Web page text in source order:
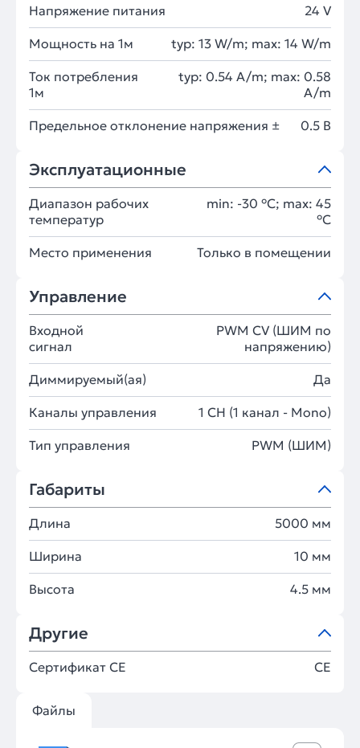
Напряжение питания 24 V
Мощность на 1м typ: 13 W/m; max: 14 W/m
Ток потребления
1м
typ: 0.54 A/m; max: 0.58
A/m
Предельное отклонение напряжения ± 0.5 В
Эксплуатационные
Диапазон рабочих
температур
min: -30 °C; max: 45
°C
Место применения Только в помещении
Управление
Входной
сигнал
PWM СV (ШИМ по
напряжению)
Диммируемый(ая) Да
Каналы управления 1 CH (1 канал - Mono)
Тип управления PWM (ШИМ)
Габариты
Длина 5000 мм
Ширина 10 мм
Высота 4.5 мм
Другие
Сертификат CE CE
Файлы